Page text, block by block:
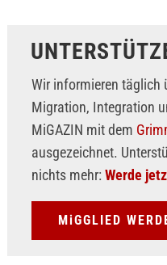
Wir informieren täglich
Migration, Integration
MiGAZIN mit dem
ausgezeichnet.
nichts mehr: Werde
MiGGLIED